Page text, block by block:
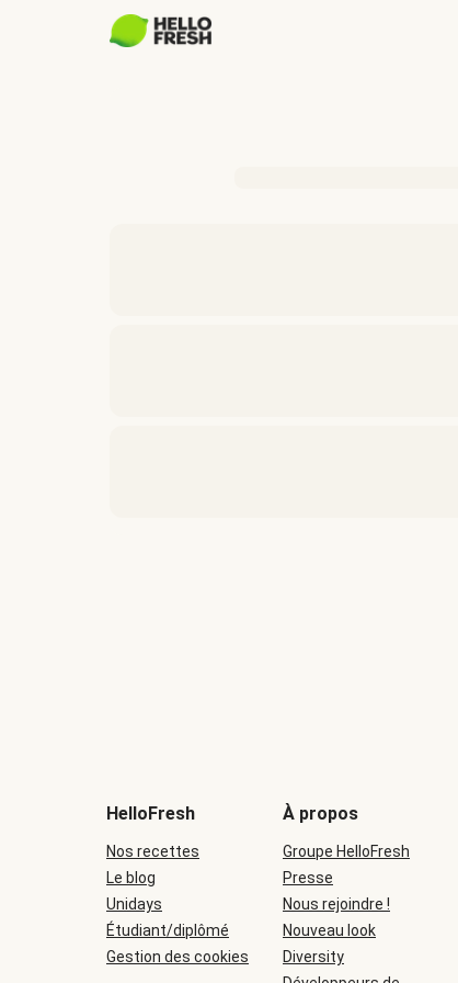
HelloFresh
Nos recettes
Le blog
Unidays
Étudiant/diplômé
Gestion des cookies
À propos
Groupe HelloFresh
Presse
Nous rejoindre !
Nouveau look
Diversity